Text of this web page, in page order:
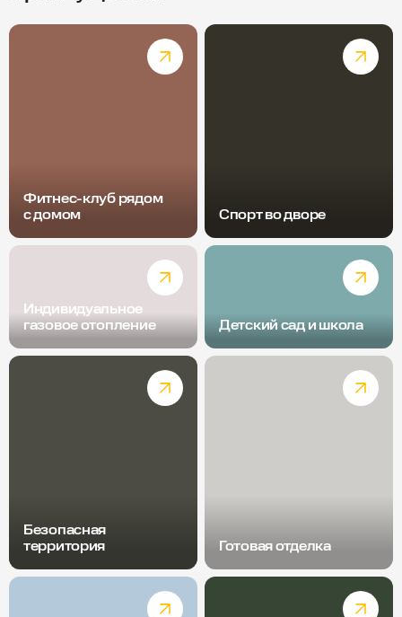
Фитнес-клуб рядом
с домом
Спорт во дворе
Индивидуальное
газовое отопление
Детский сад и школа
Безопасная
территория
Готовая отделка